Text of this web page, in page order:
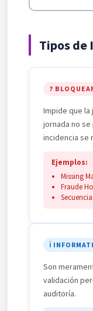
Tipos de
?
Impide que la
jornada no
incidencia se
Ejemplos:
Missing
Fraude
ℹ️
Son
validación
auditoría.